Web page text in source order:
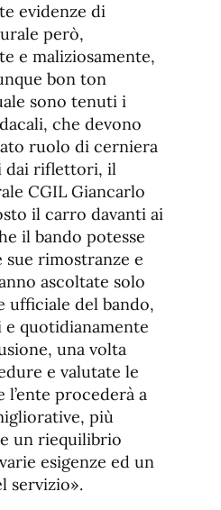
evidenze di
però,
e maliziosamente,
bon ton
sono tenuti i
che devono
ruolo di cerniera
dai riflettori, il
CGIL Giancarlo
il carro davanti ai
il bando potesse
sue rimostranze e
ascoltate solo
ufficiale del bando,
e quotidianamente
una volta
e valutate le
procederà a
più
un riequilibrio
esigenze ed un
servizio».